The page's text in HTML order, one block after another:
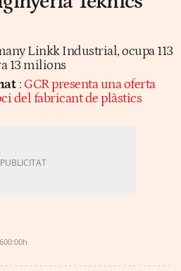
Linkk Industrial, ocupa 113
13 milions
: GCR presenta una oferta
del fabricant de plàstics
00:00h